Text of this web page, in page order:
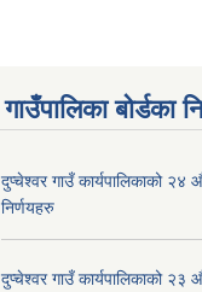
गाउँपालिका बोर्डका
दुप्चेश्वर गाउँ कार्यपालिकाको
निर्णयहरु
दुप्चेश्वर गाउँ कार्यपालिकाको